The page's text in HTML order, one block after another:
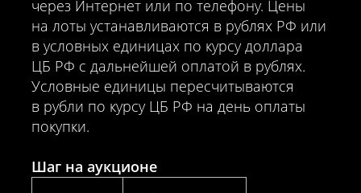
через Интернет или по телефону. Цены
на лоты устанавливаются в рублях РФ или
в условных единицах по курсу доллара
ЦБ РФ с дальнейшей оплатой в рублях.
Условные единицы пересчитываются
в рубли по курсу ЦБ РФ на день оплаты
покупки.
Шаг на аукционе